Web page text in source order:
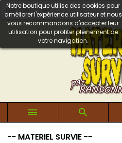
Notre boutique utilise des cookies pour
améliorer l'expérience utilisateur et nous
vous recommandons d'accepter leur
utilisation pour profiter pleinement de
votre navigation.
 
-- MATERIEL SURVIE --